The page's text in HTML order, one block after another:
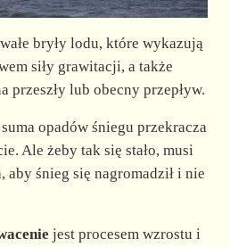
bryły lodu, które wykazują
siły grawitacji, a także
przeszły lub obecny przepływ.
opadów śniegu przekracza
Ale żeby tak się stało, musi
aby śnieg się nagromadził i nie
jest procesem wzrostu i